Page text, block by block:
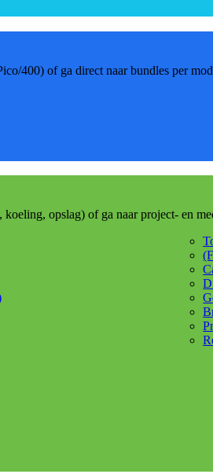
400) of ga direct naar bundles per
koeling, opslag) of ga naar project- en